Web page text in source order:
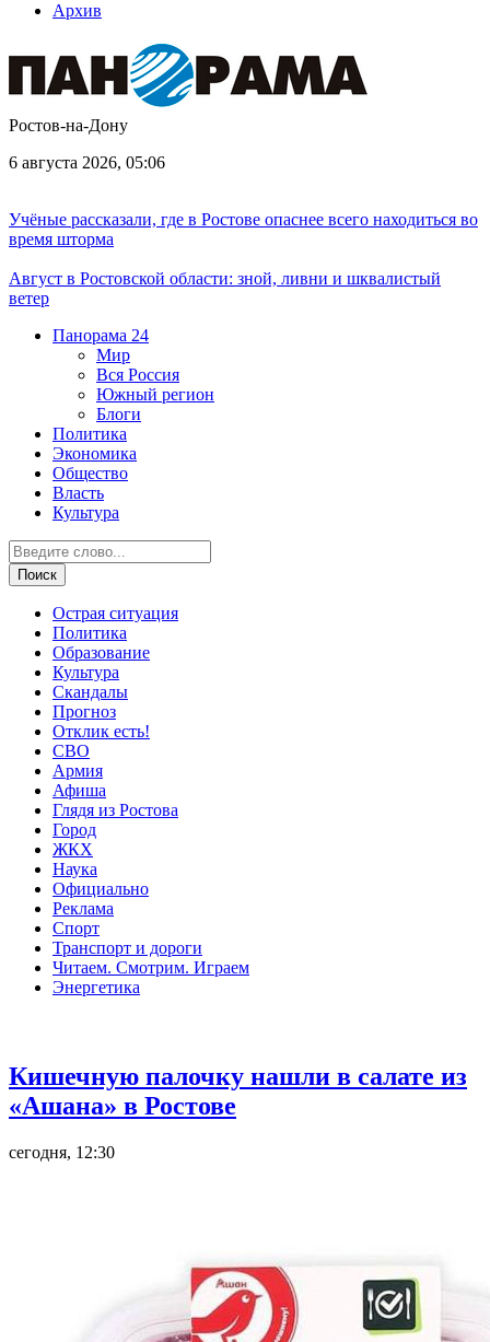
Архив
Ростов-на-Дону
6 августа 2026, 05:06
Учёные рассказали, где в Ростове опаснее всего находиться во
время шторма
Август в Ростовской области: зной, ливни и шквалистый
ветер
Панорама 24
Мир
Вся Россия
Южный регион
Блоги
Политика
Экономика
Общество
Власть
Культура
Острая ситуация
Политика
Образование
Культура
Скандалы
Прогноз
Отклик есть!
СВО
Армия
Афиша
Глядя из Ростова
Город
ЖКХ
Наука
Официально
Реклама
Спорт
Транспорт и дороги
Читаем. Смотрим. Играем
Энергетика
Кишечную палочку нашли в салате из
«Ашана» в Ростове
сегодня, 12:30